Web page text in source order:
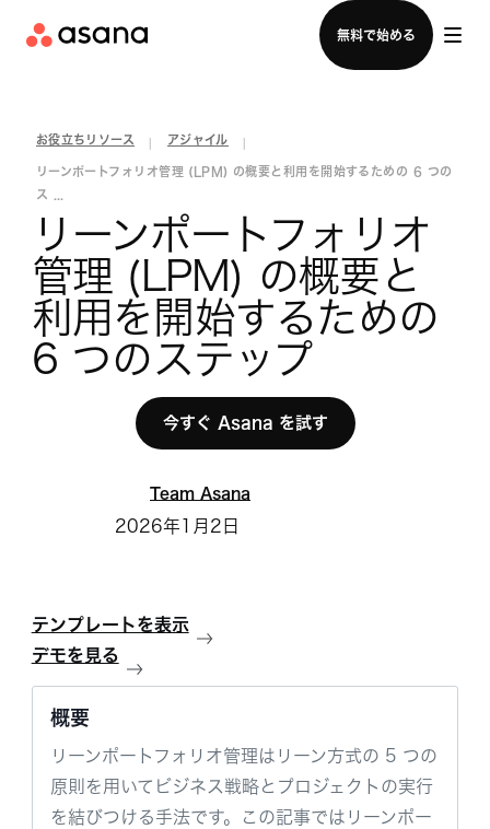
無料で始める
セールスチームに問い合わせる
お役立ちリソース アジャイル
リーンポートフォリオ管理 (LPM) の概要と利用を開始するための 6 つの
ス ...
リーンポートフォリオ
管理 (LPM) の概要と
利用を開始するための
6 つのステップ
今すぐ Asana を試す
Team Asana
2026年1月2日
テンプレートを表示
デモを見る
概要
リーンポートフォリオ管理はリーン方式の 5 つの
原則を用いてビジネス戦略とプロジェクトの実行
を結びつける手法です。この記事ではリーンポー